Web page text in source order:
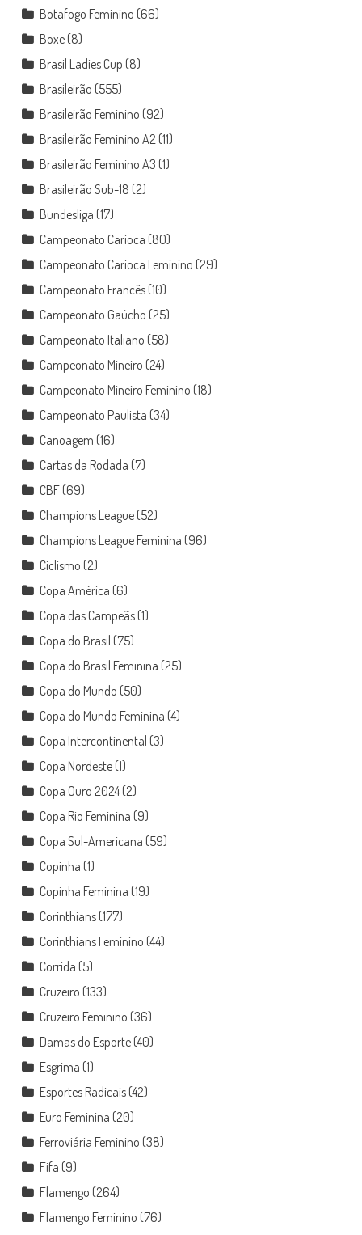
Botafogo Feminino (66)
Boxe(8)
Brasil Ladies Cup (8)
Brasileirão (555)
Brasileirão Feminino (92)
Brasileirão Feminino A2(11)
Brasileirão Feminino A3 (1)
Brasileirão Sub-18 (2)
Bundesliga (17)
Campeonato Carioca (80)
Campeonato Carioca Feminino (29)
Campeonato Francês(10)
Campeonato Gaúcho (25)
Campeonato Italiano (58)
Campeonato Mineiro (24)
Campeonato Mineiro Feminino (18)
Campeonato Paulista (34)
Canoagem (16)
Cartas da Rodada (7)
CBF(69)
Champions League(52)
Champions League Feminina (96)
Ciclismo (2)
Copa América (6)
Copa das Campeãs(1)
Copa do Brasil (75)
Copa do Brasil Feminina (25)
Copa do Mundo (50)
Copa do Mundo Feminina (4)
Copa Intercontinental (3)
Copa Nordeste(1)
Copa Ouro 2024(2)
Copa Rio Feminina (9)
Copa Sul-Americana (59)
Copinha (1)
Copinha Feminina (19)
Corinthians(177)
Corinthians Feminino (44)
Corrida (5)
Cruzeiro (133)
Cruzeiro Feminino (36)
Damas do Esporte(40)
Esgrima (1)
Esportes Radicais(42)
Euro Feminina (20)
Ferroviária Feminino (38)
Fifa (9)
Flamengo (264)
Flamengo Feminino (76)